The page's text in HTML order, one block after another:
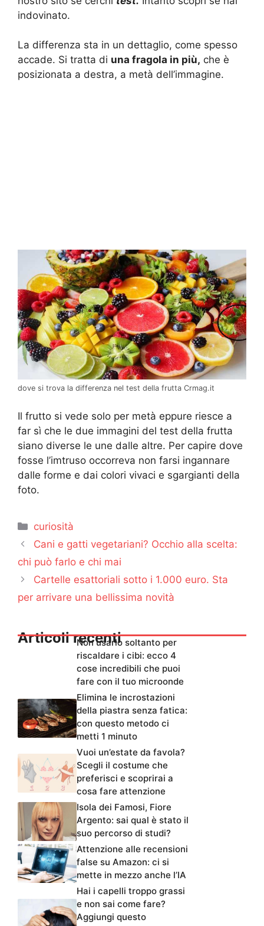
indovinato.
La differenza sta in un dettaglio, come spesso
accade. Si tratta di una fragola in più, che è
posizionata a destra, a metà dell’immagine.
dove si trova la differenza nel test della frutta Crmag.it
Il frutto si vede solo per metà eppure riesce a
far sì che le due immagini del test della frutta
siano diverse le une dalle altre. Per capire dove
fosse l’imtruso occorreva non farsi ingannare
dalle forme e dai colori vivaci e sgargianti della
foto.
Categorie
curiosità
Cani e gatti vegetariani? Occhio alla scelta:
chi può farlo e chi mai
Cartelle esattoriali sotto i 1.000 euro. Sta
per arrivare una bellissima novità
Articoli recentiNon usarlo soltanto per
riscaldare i cibi: ecco 4
cose incredibili che puoi
fare con il tuo microonde
Elimina le incrostazioni
della piastra senza fatica:
con questo metodo ci
metti 1 minuto
Vuoi un’estate da favola?
Scegli il costume che
preferisci e scoprirai a
cosa fare attenzione
Isola dei Famosi, Fiore
Argento: sai qual è stato il
suo percorso di studi?
Attenzione alle recensioni
false su Amazon: ci si
mette in mezzo anche l’IA
Hai i capelli troppo grassi
e non sai come fare?
Aggiungi questo